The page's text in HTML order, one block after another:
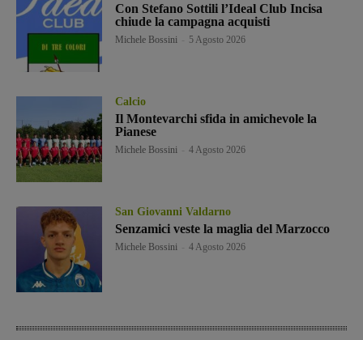
Con Stefano Sottili l’Ideal Club Incisa
chiude la campagna acquisti
Michele Bossini 5 Agosto 2026
Calcio
Il Montevarchi sfida in amichevole la
Pianese
Michele Bossini 4 Agosto 2026
San Giovanni Valdarno
Senzamici veste la maglia del Marzocco
Michele Bossini 4 Agosto 2026